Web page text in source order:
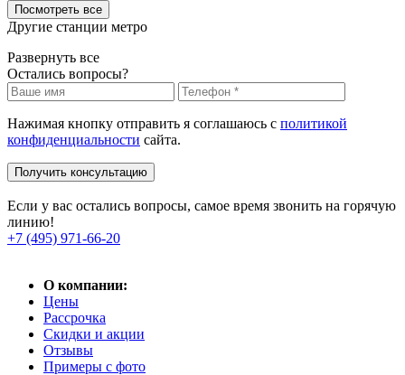
Посмотреть все
Другие станции метро
Развернуть все
Остались вопросы?
Нажимая кнопку отправить я соглашаюсь с политикой
конфиденциальности сайта.
Получить консультацию
Если у вас остались вопросы, самое время звонить на горячую
линию!
+7 (495) 971-66-20
О компании:
Цены
Рассрочка
Скидки и акции
Отзывы
Примеры с фото